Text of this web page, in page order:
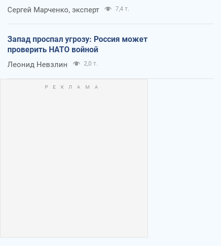
Сергей Марченко, эксперт 7,4 т.
Запад проспал угрозу: Россия может
проверить НАТО войной
Леонид Невзлин 2,0 т.